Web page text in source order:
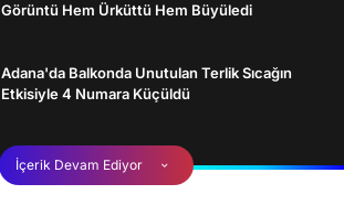
Görüntü Hem Ürküttü Hem Büyüledi
Adana'da Balkonda Unutulan Terlik Sıcağın
Etkisiyle 4 Numara Küçüldü
İçerik Devam Ediyor